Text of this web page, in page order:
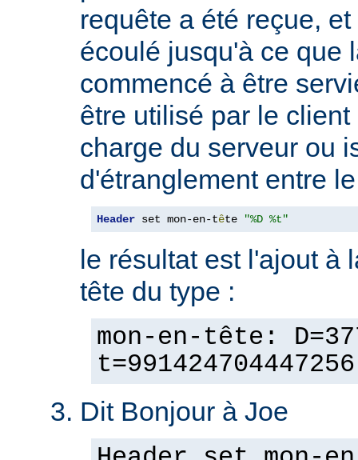
requête a été reçue,
écoulé jusqu'à ce que
commencé à être
être utilisé par le
charge du serveur ou
d'étranglement entre
Header set mon-en-tête "%D %t"
le résultat est l'ajout à
tête du type :
mon-en-tête:
t=991424704447256
Dit Bonjour à Joe